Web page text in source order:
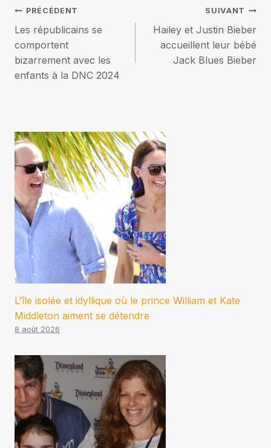
Navigation
de
l’article
PRÉCÉDENT
Les républicains se
comportent
bizarrement avec les
enfants à la DNC 2024
SUIVANT
Hailey et Justin Bieber
accueillent leur bébé
Jack Blues Bieber
L’île isolée et idyllique où le prince William et Kate
Middleton aiment se détendre
8 août 2026